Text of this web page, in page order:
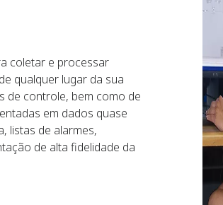
coletar e processar
qualquer lugar da sua
de controle, bem como de
em dados quase
listas de alarmes,
de alta fidelidade da